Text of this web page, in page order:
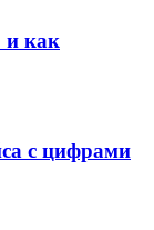
и как
с цифрами